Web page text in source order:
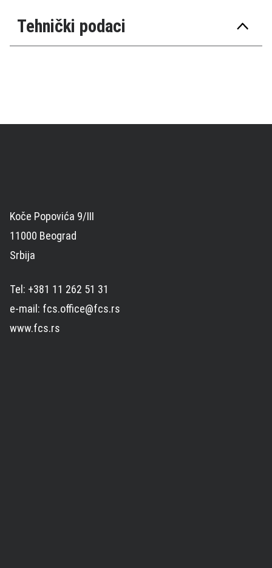
Tehnički podaci
Koče Popovića 9/III
11000 Beograd
Srbija
Tel: +381 11 262 51 31
e-mail: fcs.office@fcs.rs
www.fcs.rs